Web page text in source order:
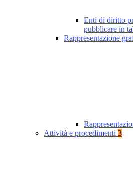
Enti di diritto
pubblicare in
Rappresentazione
Attività e procedimenti 3